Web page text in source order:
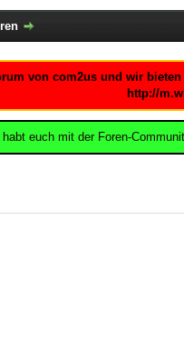
von com2us und wir
http://
euch mit der Foren-